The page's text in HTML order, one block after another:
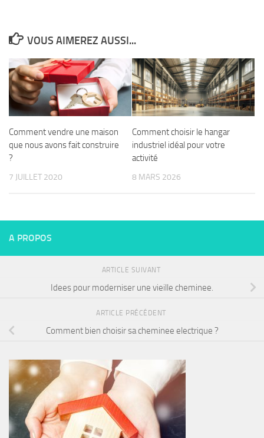
VOUS AIMEREZ AUSSI...
Comment vendre une maison
que nous avons fait construire
?
7 JUILLET 2020
Comment choisir le hangar
industriel idéal pour votre
activité
8 MARS 2026
A PROPOS
ARTICLE SUIVANT
Idees pour moderniser une vieille cheminee.
ARTICLE PRÉCÉDENT
Comment bien choisir sa cheminee electrique ?